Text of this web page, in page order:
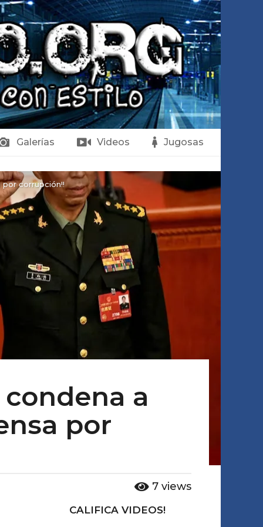
Galerías Videos Jugosas
corrupción!!
a
por
7 views
CALIFICA VIDEOS!